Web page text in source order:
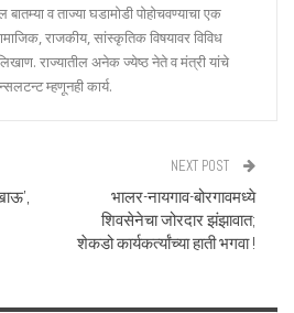
बातम्या व ताज्या घडामोडी पोहोचवण्याचा एक
राजकीय, सांस्कृतिक विषयावर विविध
राज्यातील अनेक ज्येष्ठ नेते व मंत्री यांचे
म्हणूनही कार्य.
NEXT POST
भालर-नायगाव-बोरगावमध्ये
शिवसेनेचा जोरदार झंझावात;
शेकडो कार्यकर्त्यांच्या हाती भगवा !